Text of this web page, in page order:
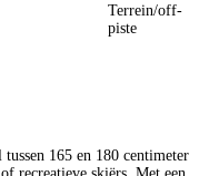
Terrein/off-
piste
165 en 180 centimeter